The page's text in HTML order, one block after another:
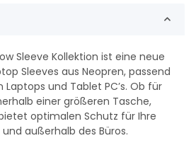
Sleeve Kollektion ist eine neue
Sleeves aus Neopren, passend
Laptops und Tablet PC’s. Ob für
einer größeren Tasche,
optimalen Schutz für Ihre
außerhalb des Büros.